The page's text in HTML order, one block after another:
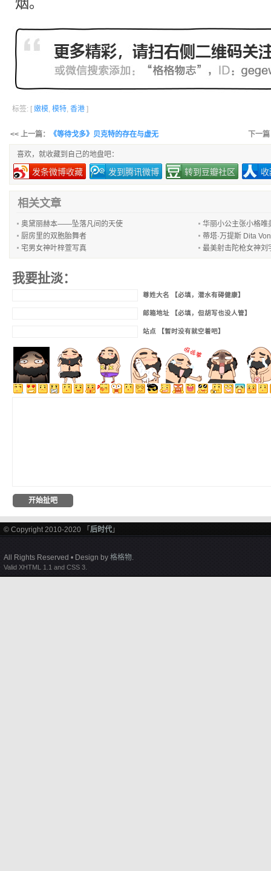
烟。
标签: [ 嫩模, 模特, 香港 ]
<< 上一篇： 《等待戈多》贝克特的存在与虚无 下一
喜欢，就收藏到自己的地盘吧：
发条微博收藏 发到腾讯微博 转到豆瓣社区
相关文章
奥黛丽赫本——坠落凡间的天使
华丽小公主张小格唯
厨房里的双胞胎舞者
蒂塔·万提斯 Dita
宅男女神叶梓萱写真
最美射击陀枪女神刘
我要扯淡：
尊姓大名 【必填，潜水有碍健康】
邮箱地址 【必填，但胡写也没人管】
站点 【暂时没有就空着吧】
© Copyright 2010-2020 「 后时代 」
All Rights Reserved • Design by 格格物.
Valid XHTML 1.1 and CSS 3.